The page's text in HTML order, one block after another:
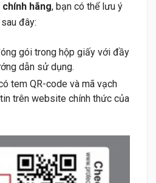
hãng, bạn có thể lưu ý
đây:
gói trong hộp giấy với đầy
dẫn sử dụng.
tem QR-code và mã vạch
trên website chính thức của